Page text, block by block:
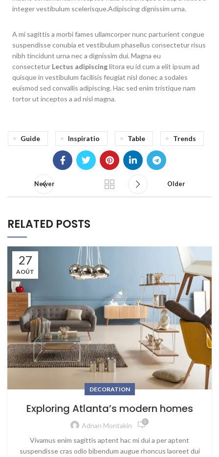
integer vestibulum scelerisque.Adipiscing dignissim urna.
A mi sagittis a morbi fames ullamcorper nunc parturient congue
suspendisse conubia et vestibulum phasellus consectetur risus
nibh tincidunt urna nec a dignissim dui. Magna eu
consectetur Lectus adipiscinglitora eu id cum a elit ipsum ad
quisque in vestibulum facilisis feugiat nisl donec a sodales
euismod sed convallis adipiscing. Hac sed enim tristique nam
tortor ut inceptos a ad nisl magna.
Guide Inspiratio Table Trends
Newer Older
RELATED POSTS
27
AOÛT
DECORATION
Exploring Atlanta’s modern homes
Adnan Montakin 0
Vivamus enim sagittis aptent hac mi dui a per aptent
suspendisse cras odio bibendum augue rhoncus laoreet dui